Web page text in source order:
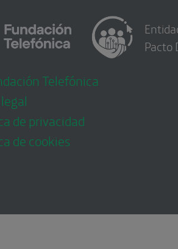
Telefónica
de privacidad
de cookies
Pacto